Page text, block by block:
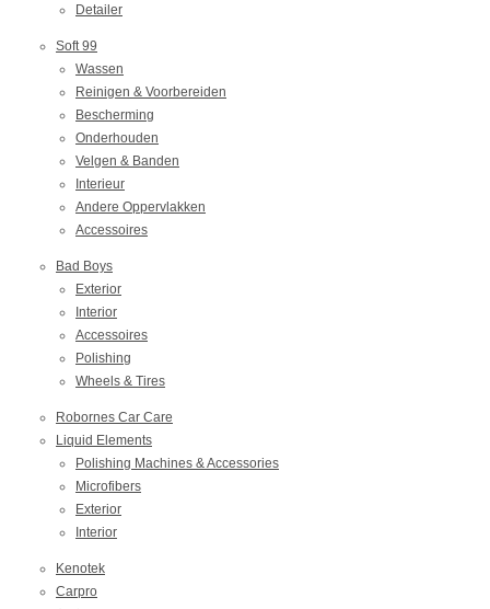
Detailer
Soft 99
Wassen
Reinigen & Voorbereiden
Bescherming
Onderhouden
Velgen & Banden
Interieur
Andere Oppervlakken
Accessoires
Bad Boys
Exterior
Interior
Accessoires
Polishing
Wheels & Tires
Robornes Car Care
Liquid Elements
Polishing Machines & Accessories
Microfibers
Exterior
Interior
Kenotek
Carpro